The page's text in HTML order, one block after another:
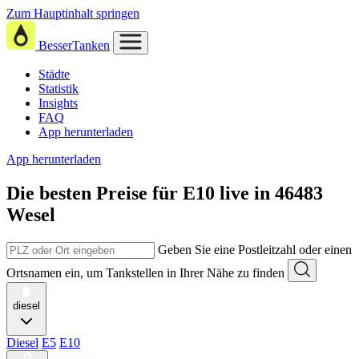
Zum Hauptinhalt springen
BesserTanken
Städte
Statistik
Insights
FAQ
App herunterladen
App herunterladen
Die besten Preise für E10 live in 46483
Wesel
Geben Sie eine Postleitzahl oder einen
Ortsnamen ein, um Tankstellen in Ihrer Nähe zu finden
diesel
Diesel E5 E10